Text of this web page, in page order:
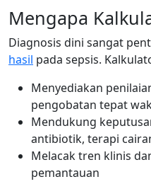
Mengapa
Diagnosis dini sangat
hasil pada sepsis.
Menyediakan
pengobatan tepat
Mendukung
antibiotik, terapi
Melacak tren klinis
pemantauan